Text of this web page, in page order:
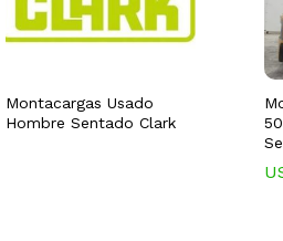
Montacargas Usado
Hombre Sentado Clark